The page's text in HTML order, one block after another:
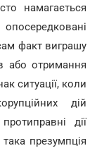
намагається
факт виграшу
або отримання
ситуації, коли
дій
дії
презумпція